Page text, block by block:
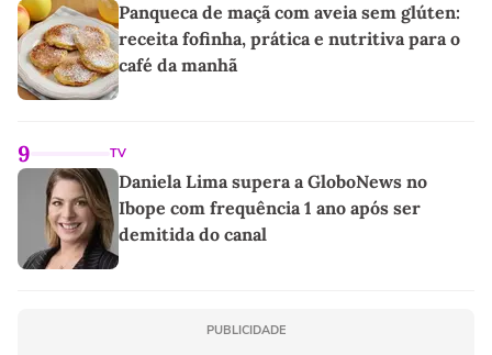
Panqueca de maçã com aveia sem glúten:
receita fofinha, prática e nutritiva para o
café da manhã
9 TV
Daniela Lima supera a GloboNews no
Ibope com frequência 1 ano após ser
demitida do canal
PUBLICIDADE